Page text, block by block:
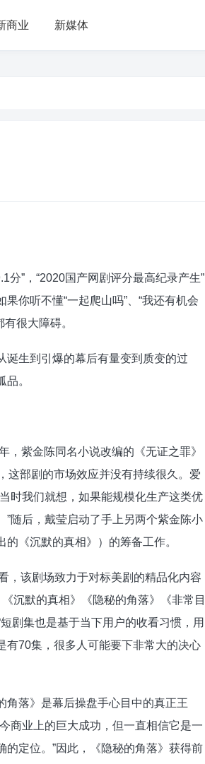
商业 新媒体
”，“2020国产网剧评分最高纪录产生”
你听不懂“一起爬山吗”、“我还有机会
有很大障碍。
生到引爆的幕后有量变到质变的过
。
紫金陈同名小说改编的《无证之罪》
这部剧的市场效应并没有持续很久。爱
时我们就想，如果能规模化生产这类优
随后，戴莹启动了手上另两个紫金陈小
《沉默的真相》）的筹备工作。
该剧场致力于对标美剧的精品化内容
沉默的真相》《隐秘的角落》《非常目
剧集也是基于当下用户的收看习惯，用
有70集，很多人可能要下非常大的决心
落》是幕后操盘手心目中的真正王
商业上的巨大成功，但一直相信它是一
定位。”因此，《隐秘的角落》获得前